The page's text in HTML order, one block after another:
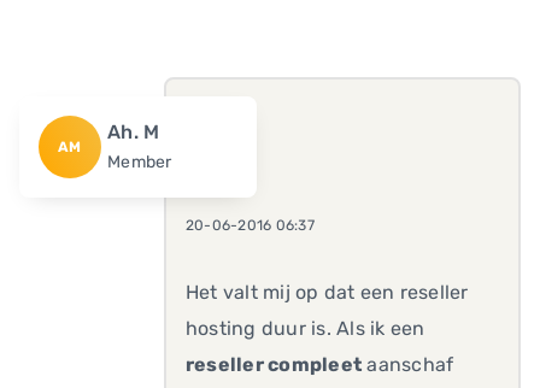
AM
Ah. M
Member
20-06-2016 06:37
Het valt mij op dat een reseller
hosting duur is. Als ik een
reseller compleet aanschaf